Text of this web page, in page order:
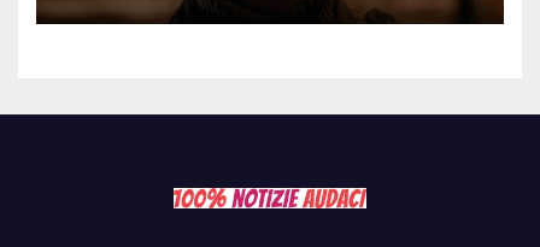
ospedale: come sta e cosa